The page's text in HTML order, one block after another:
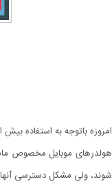
امروزه باتوجه به استفاده
هولدرهای موبایل مخصوص
شوند، ولی مشکل دسترسی